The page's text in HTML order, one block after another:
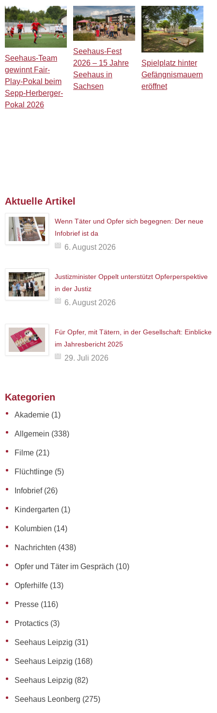
Seehaus-Team
gewinnt Fair-
Play-Pokal beim
Sepp-Herberger-
Pokal 2026
Seehaus-Fest
2026 – 15 Jahre
Seehaus in
Sachsen
Spielplatz hinter
Gefängnismauern
eröffnet
Aktuelle Artikel
Wenn Täter und Opfer sich begegnen: Der neue
Infobrief ist da
6. August 2026
Justizminister Oppelt unterstützt Opferperspektive
in der Justiz
6. August 2026
Für Opfer, mit Tätern, in der Gesellschaft: Einblicke
im Jahresbericht 2025
29. Juli 2026
Kategorien
Akademie (1)
Allgemein (338)
Filme (21)
Flüchtlinge (5)
Infobrief(26)
Kindergarten (1)
Kolumbien (14)
Nachrichten (438)
Opfer und Täter im Gespräch (10)
Opferhilfe (13)
Presse (116)
Protactics (3)
Seehaus Leipzig (31)
Seehaus Leipzig (168)
Seehaus Leipzig (82)
Seehaus Leonberg (275)